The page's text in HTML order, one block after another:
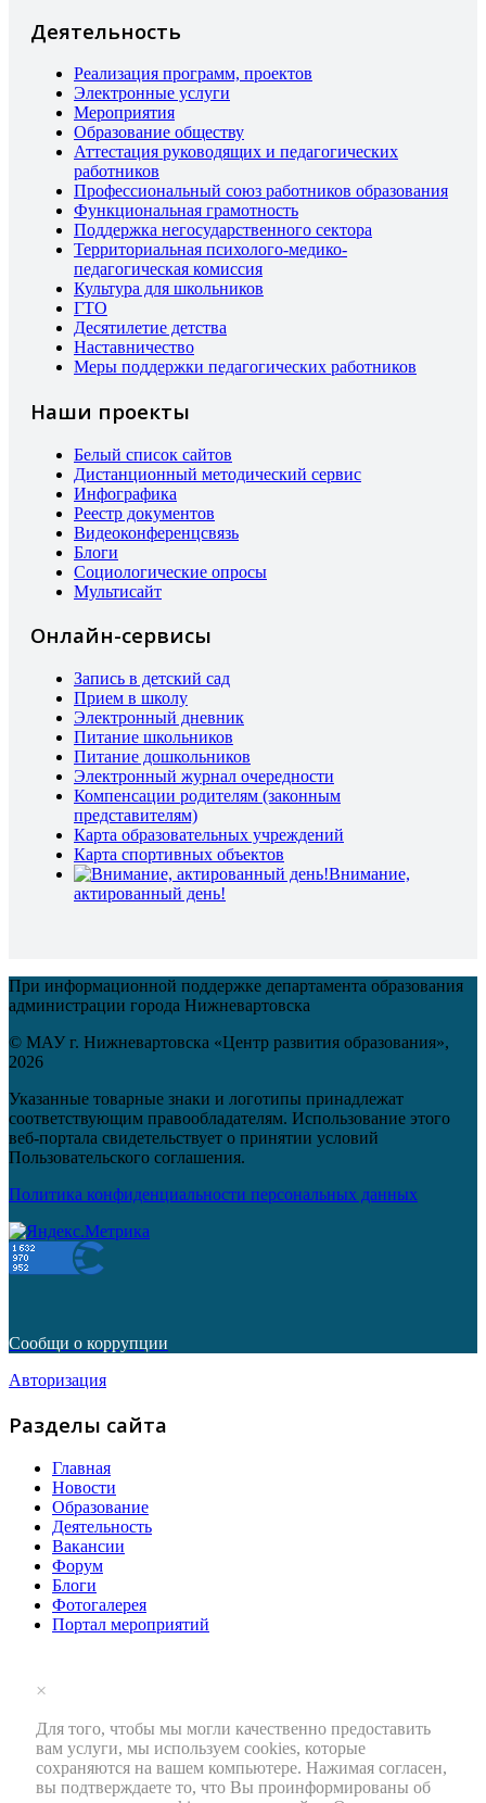
Деятельность
Реализация программ, проектов
Электронные услуги
Мероприятия
Образование обществу
Аттестация руководящих и педагогических
работников
Профессиональный союз работников образования
Функциональная грамотность
Поддержка негосударственного сектора
Территориальная психолого-медико-
педагогическая комиссия
Культура для школьников
ГТО
Десятилетие детства
Наставничество
Меры поддержки педагогических работников
Наши проекты
Белый список сайтов
Дистанционный методический сервис
Инфографика
Реестр документов
Видеоконференцсвязь
Блоги
Социологические опросы
Мультисайт
Онлайн-сервисы
Запись в детский сад
Прием в школу
Электронный дневник
Питание школьников
Питание дошкольников
Электронный журнал очередности
Компенсации родителям (законным
представителям)
Карта образовательных учреждений
Карта спортивных объектов
Внимание,
актированный день!
При информационной поддержке департамента образования
администрации города Нижневартовска
© МАУ г. Нижневартовска «Центр развития образования»,
2026
Указанные товарные знаки и логотипы принадлежат
соответствующим правообладателям. Использование этого
веб-портала свидетельствует о принятии условий
Пользовательского соглашения.
Политика конфиденциальности персональных данных
Сообщи о коррупции
Авторизация
Разделы сайта
Главная
Новости
Образование
Деятельность
Вакансии
Форум
Блоги
Фотогалерея
Портал мероприятий
×
Для того, чтобы мы могли качественно предоставить
вам услуги, мы используем cookies, которые
сохраняются на вашем компьютере. Нажимая согласен,
вы подтверждаете то, что Вы проинформированы об